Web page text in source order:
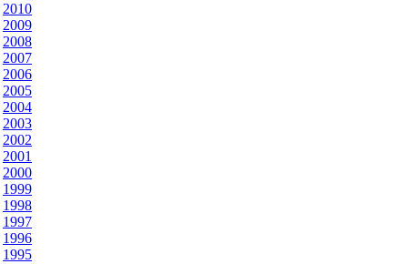
2010
2009
2008
2007
2006
2005
2004
2003
2002
2001
2000
1999
1998
1997
1996
1995